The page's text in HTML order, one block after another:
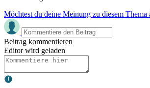
Möchtest du deine Meinung zu diesem Thema
Beitrag kommentieren
Editor wird geladen